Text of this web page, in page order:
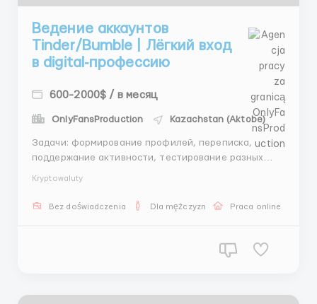
Ведение аккаунтов
Tinder/Bumble | Лёгкий вход
в digital‑профессию
600-2000$ / в месяц
OnlyFansProduction Kazachstan (Aktobe)
Задачи: формирование профилей, переписка,
поддержание активности, тестирование разных
Kryptowaluty
Bez doświadczenia Dla mężczyzn Praca online